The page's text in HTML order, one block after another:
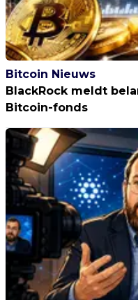
Bitcoin Nieuws
BlackRock meldt
Bitcoin-fonds